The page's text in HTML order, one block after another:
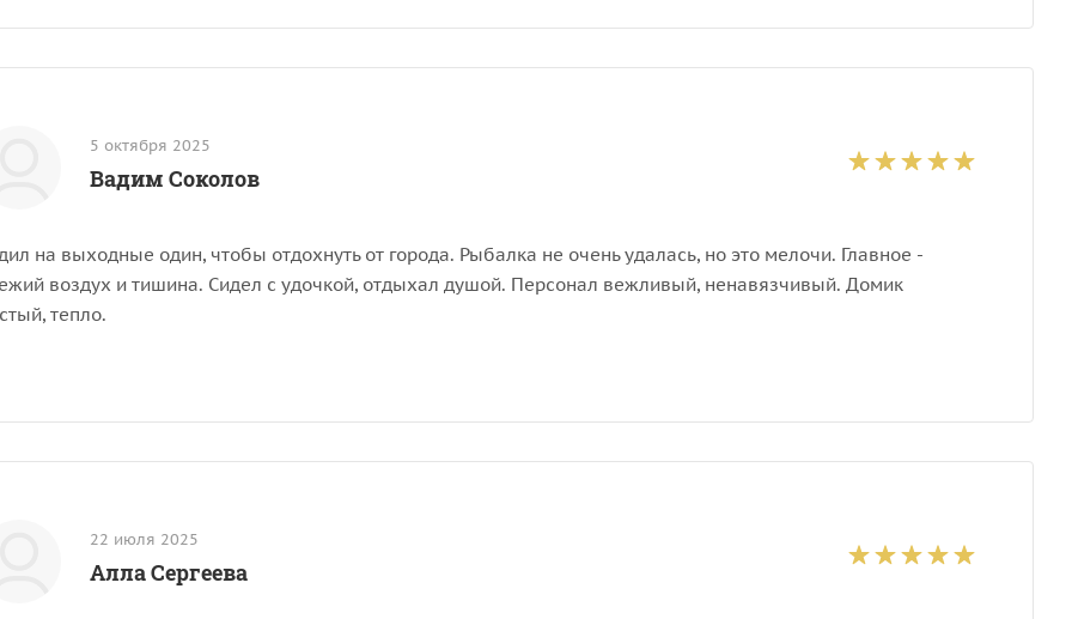
5 октября 2025
Вадим Соколов
на выходные один, чтобы отдохнуть от города. Рыбалка не очень удалась, но это мелочи. Главное -
воздух и тишина. Сидел с удочкой, отдыхал душой. Персонал вежливый, ненавязчивый. Домик
тепло.
22 июля 2025
Алла Сергеева